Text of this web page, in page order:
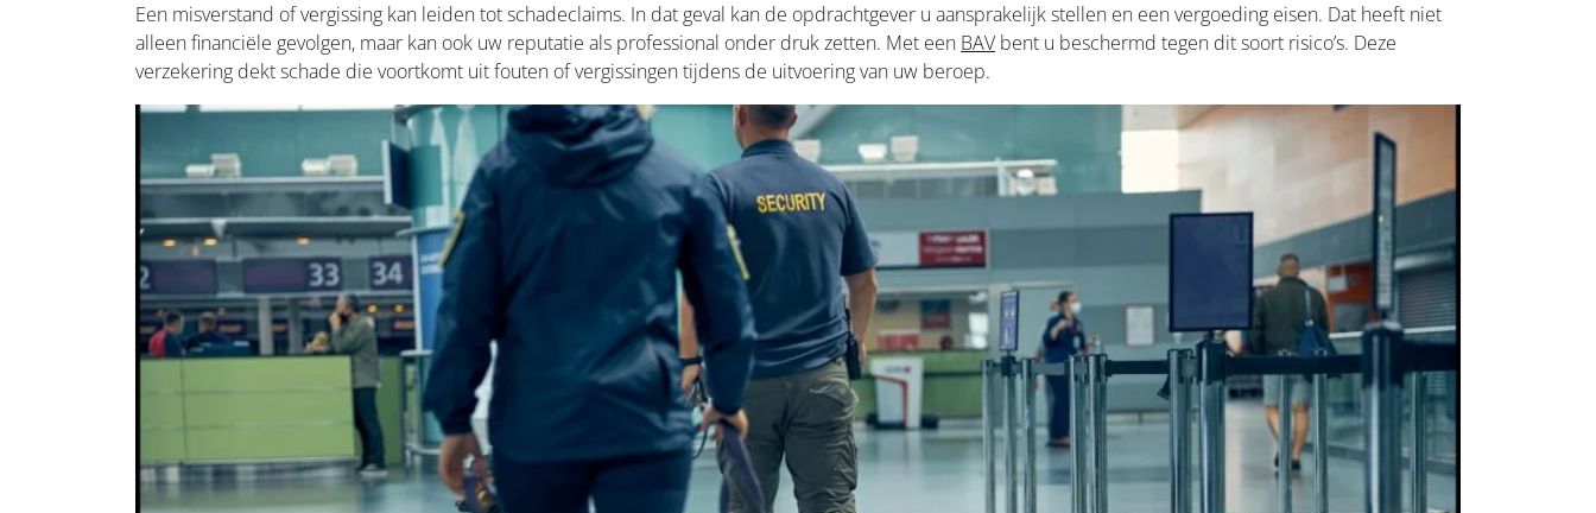
Een misverstand of vergissing kan leiden tot schadeclaims. In dat geval kan de opdrachtgever u aansprakelijk stellen en een vergoeding eisen. Dat heeft niet
alleen financiële gevolgen, maar kan ook uw reputatie als professional onder druk zetten. Met een BAV bent u beschermd tegen dit soort risico’s. Deze
verzekering dekt schade die voortkomt uit fouten of vergissingen tijdens de uitvoering van uw beroep.